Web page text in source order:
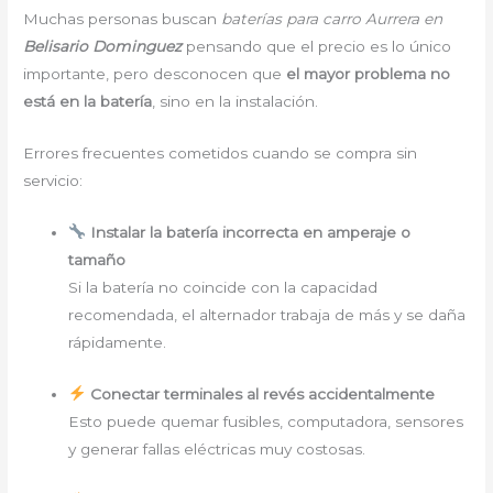
Muchas personas buscan baterías para carro Aurrera en
Belisario Dominguezpensando que el precio es lo único
importante, pero desconocen que el mayor problema no
está en la batería , sino en la instalación.
Errores frecuentes cometidos cuando se compra sin
servicio:
Instalar la batería incorrecta en amperaje o
tamaño
Si la batería no coincide con la capacidad
recomendada, el alternador trabaja de más y se daña
rápidamente.
Conectar terminales al revés accidentalmente
Esto puede quemar fusibles, computadora, sensores
y generar fallas eléctricas muy costosas.